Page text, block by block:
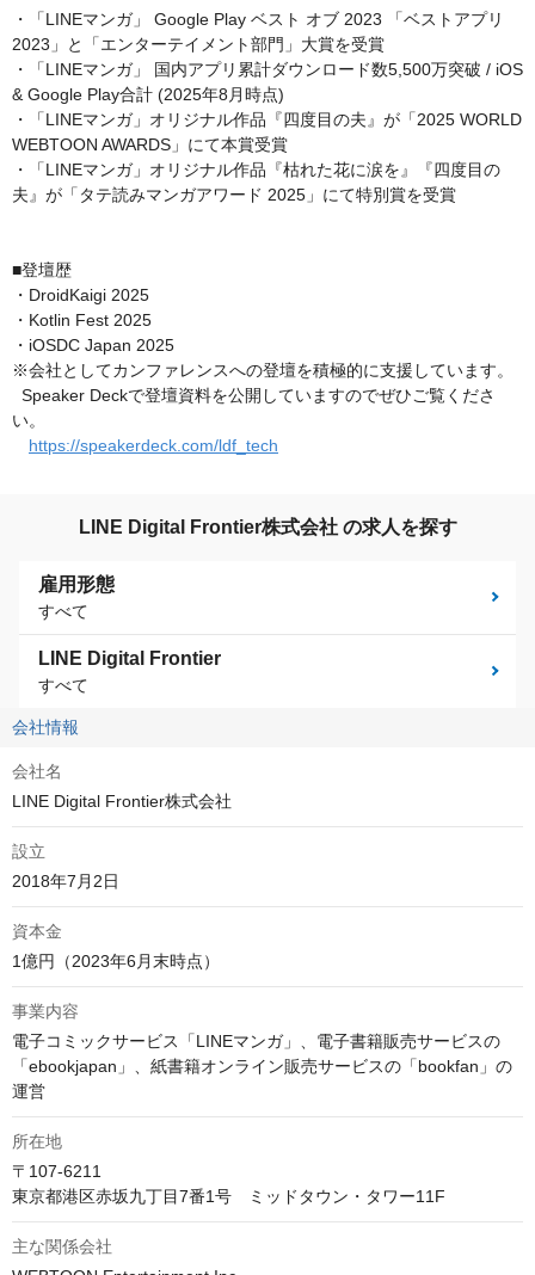
・「LINEマンガ」 Google Play ベスト オブ 2023 「ベストアプリ
2023」と「エンターテイメント部門」大賞を受賞
・「LINEマンガ」 国内アプリ累計ダウンロード数5,500万突破 / iOS
& Google Play合計 (2025年8月時点)
・「LINEマンガ」オリジナル作品『四度目の夫』が「2025 WORLD
WEBTOON AWARDS」にて本賞受賞
・「LINEマンガ」オリジナル作品『枯れた花に涙を』『四度目の
夫』が「タテ読みマンガアワード 2025」にて特別賞を受賞
■登壇歴
・DroidKaigi 2025
・Kotlin Fest 2025
・iOSDC Japan 2025
※会社としてカンファレンスへの登壇を積極的に支援しています。
Speaker Deckで登壇資料を公開していますのでぜひご覧くださ
い。
https://speakerdeck.com/ldf_tech
LINE Digital Frontier株式会社 の求人を探す
雇用形態
すべて
LINE Digital Frontier
すべて
会社情報
会社名
LINE Digital Frontier株式会社
設立
2018年7月2日
資本金
1億円（2023年6月末時点）
事業内容
電子コミックサービス「LINEマンガ」、電子書籍販売サービスの
「ebookjapan」、紙書籍オンライン販売サービスの「bookfan」の
運営
所在地
〒107-6211
東京都港区赤坂九丁目7番1号　ミッドタウン・タワー11F
主な関係会社